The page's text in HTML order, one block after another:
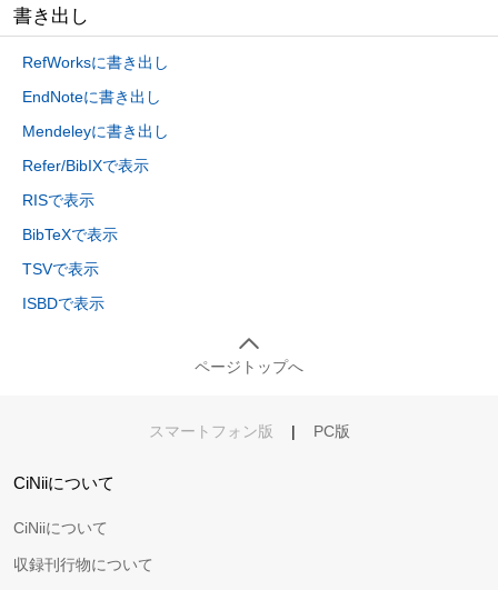
書き出し
RefWorksに書き出し
EndNoteに書き出し
Mendeleyに書き出し
Refer/BibIXで表示
RISで表示
BibTeXで表示
TSVで表示
ISBDで表示
ページトップへ
スマートフォン版 | PC版
CiNiiについて
CiNiiについて
収録刊行物について